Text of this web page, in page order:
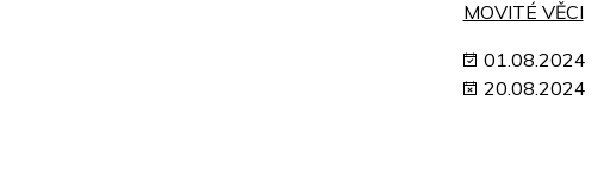
MOVITÉ VĚCI
01.08.2024
20.08.2024